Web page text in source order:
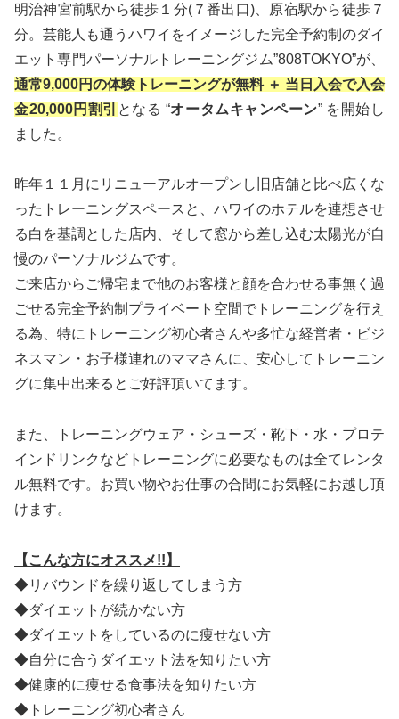
明治神宮前駅から徒歩１分(７番出口)、原宿駅から徒歩７
分。芸能人も通うハワイをイメージした完全予約制のダイ
エット専門パーソナルトレーニングジム”808TOKYO”が、
通常9,000円の体験トレーニングが無料 ＋ 当日入会で入会
金20,000円割引 となる “オータムキャンペーン” を開始し
ました。
昨年１１月にリニューアルオープンし旧店舗と比べ広くな
ったトレーニングスペースと、ハワイのホテルを連想させ
る白を基調とした店内、そして窓から差し込む太陽光が自
慢のパーソナルジムです。
ご来店からご帰宅まで他のお客様と顔を合わせる事無く過
ごせる完全予約制プライベート空間でトレーニングを行え
る為、特にトレーニング初心者さんや多忙な経営者・ビジ
ネスマン・お子様連れのママさんに、安心してトレーニン
グに集中出来るとご好評頂いてます。
また、トレーニングウェア・シューズ・靴下・水・プロテ
インドリンクなどトレーニングに必要なものは全てレンタ
ル無料です。お買い物やお仕事の合間にお気軽にお越し頂
けます。
【こんな方にオススメ!!】
◆リバウンドを繰り返してしまう方
◆ダイエットが続かない方
◆ダイエットをしているのに痩せない方
◆自分に合うダイエット法を知りたい方
◆健康的に痩せる食事法を知りたい方
◆トレーニング初心者さん